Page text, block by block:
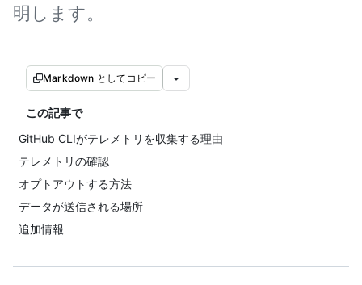
明します。
Markdown としてコピー
この記事で
GitHub CLIがテレメトリを収集する理由
テレメトリの確認
オプトアウトする方法
データが送信される場所
追加情報